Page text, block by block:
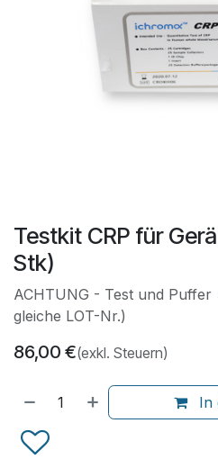
Testkit CRP für
Stk)
ACHTUNG - Test und
gleiche LOT-Nr.)
86,00 €(exkl. Steuern)
In